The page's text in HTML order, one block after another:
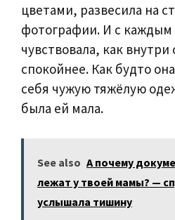
цветами, развесила на
фотографии. И с каждым
чувствовала, как внутри
спокойнее. Как будто
себя чужую тяжёлую
была ей мала.
See also А почему
лежат у твоей мамы? —
услышала тишину